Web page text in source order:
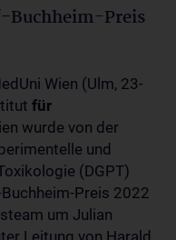
Buchheim-Preis
Wien (Ulm, 23-
für
wurde von der
und
(DGPT)
Preis 2022
um Julian
Leitung von Harald